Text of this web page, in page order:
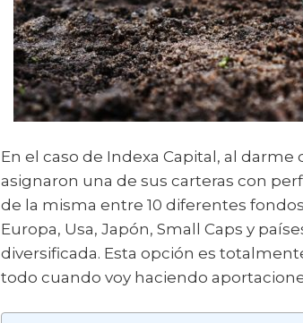
En el caso de Indexa Capital, al
asignaron una de sus carteras con
de la misma entre 10 diferentes
Europa, Usa, Japón, Small Caps y
diversificada. Esta opción es
todo cuando voy haciendo